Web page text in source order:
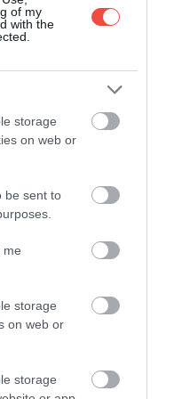
of my
with the
storage
on web or
be sent to
me
storage
on web or
storage
Fotó: Belish/Shutterstock
igényel. A
szomszédos földek
hogy a
leállítsák a
élő